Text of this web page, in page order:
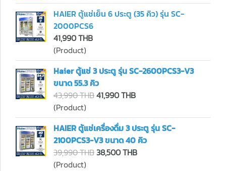
HAIER ตู้แช่เย็น 6 ประตู (35 คิว) รุ่น SC-
2000PCS6
41,990 THB
(Product)
Haier ตู้แช่ 3 ประตู รุ่น SC-2600PCS3-V3
ขนาด 55.3 คิว
43,990 THB41,990 THB
(Product)
HAIER ตู้แช่เครื่องดื่ม 3 ประตู รุ่น SC-
2100PCS3-V3 ขนาด 40 คิว
39,990 THB38,500 THB
(Product)